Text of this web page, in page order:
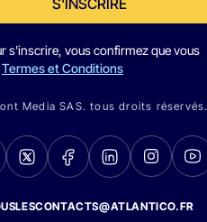
S'INSCRIRE
s'inscrire, vous confirmez que vous
Termes et Conditions
Media SAS. tous droits réservés.